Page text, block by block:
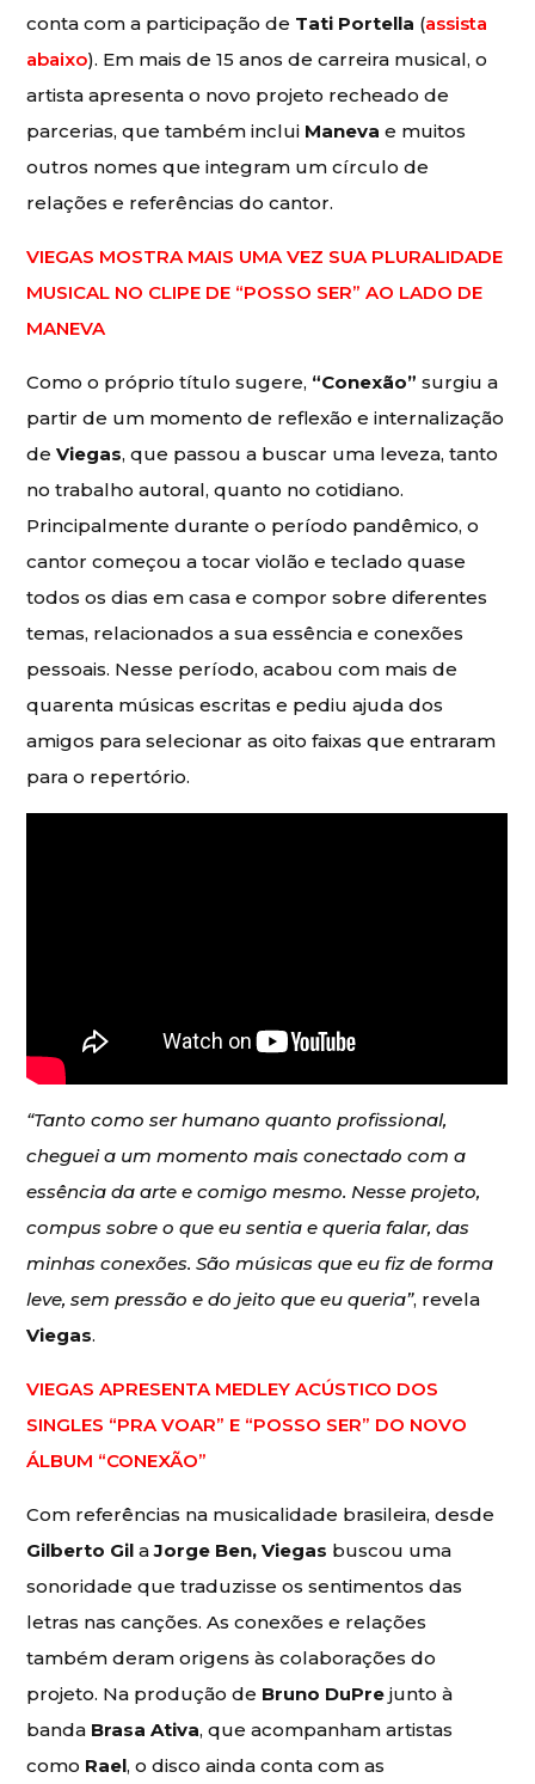
conta com a participação de Tati Portella (assista
abaixo). Em mais de 15 anos de carreira musical, o
artista apresenta o novo projeto recheado de
parcerias, que também inclui Maneva e muitos
outros nomes que integram um círculo de
relações e referências do cantor.
VIEGAS MOSTRA MAIS UMA VEZ SUA PLURALIDADE
MUSICAL NO CLIPE DE “POSSO SER” AO LADO DE
MANEVA
Como o próprio título sugere, “Conexão” surgiu a
partir de um momento de reflexão e internalização
deViegas, que passou a buscar uma leveza, tanto
no trabalho autoral, quanto no cotidiano.
Principalmente durante o período pandêmico, o
cantor começou a tocar violão e teclado quase
todos os dias em casa e compor sobre diferentes
temas, relacionados a sua essência e conexões
pessoais. Nesse período, acabou com mais de
quarenta músicas escritas e pediu ajuda dos
amigos para selecionar as oito faixas que entraram
para o repertório.
“Tanto como ser humano quanto profissional,
cheguei a um momento mais conectado com a
essência da arte e comigo mesmo. Nesse projeto,
compus sobre o que eu sentia e queria falar, das
minhas conexões. São músicas que eu fiz de forma
leve, sem pressão e do jeito que eu queria”, revela
Viegas.
VIEGAS APRESENTA MEDLEY ACÚSTICO DOS
SINGLES “PRA VOAR” E “POSSO SER” DO NOVO
ÁLBUM “CONEXÃO”
Com referências na musicalidade brasileira, desde
Gilberto Gil aJorge Ben, Viegas buscou uma
sonoridade que traduzisse os sentimentos das
letras nas canções. As conexões e relações
também deram origens às colaborações do
projeto. Na produção de Bruno DuPre junto à
banda Brasa Ativa, que acompanham artistas
como Rael, o disco ainda conta com as